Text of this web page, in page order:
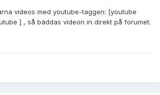
videos med youtube-taggen: [youtube
] , så bäddas videon in direkt på forumet.